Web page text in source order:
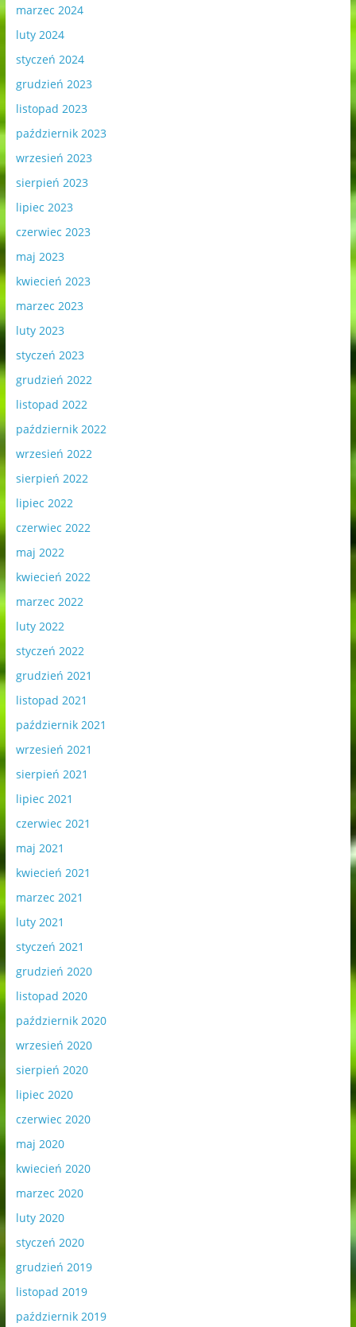
marzec 2024
luty 2024
styczeń 2024
grudzień 2023
listopad 2023
październik 2023
wrzesień 2023
sierpień 2023
lipiec 2023
czerwiec 2023
maj 2023
kwiecień 2023
marzec 2023
luty 2023
styczeń 2023
grudzień 2022
listopad 2022
październik 2022
wrzesień 2022
sierpień 2022
lipiec 2022
czerwiec 2022
maj 2022
kwiecień 2022
marzec 2022
luty 2022
styczeń 2022
grudzień 2021
listopad 2021
październik 2021
wrzesień 2021
sierpień 2021
lipiec 2021
czerwiec 2021
maj 2021
kwiecień 2021
marzec 2021
luty 2021
styczeń 2021
grudzień 2020
listopad 2020
październik 2020
wrzesień 2020
sierpień 2020
lipiec 2020
czerwiec 2020
maj 2020
kwiecień 2020
marzec 2020
luty 2020
styczeń 2020
grudzień 2019
listopad 2019
październik 2019